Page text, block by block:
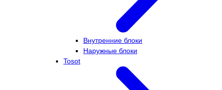
Внутренние блоки
Наружные блоки
Tosot